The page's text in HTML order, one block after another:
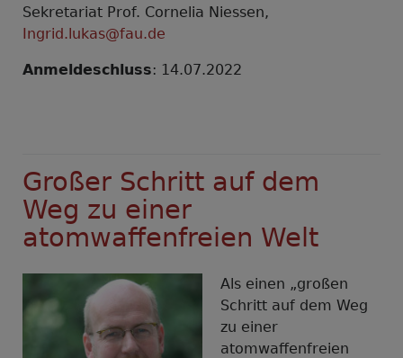
Sekretariat Prof. Cornelia Niessen,
Ingrid.lukas@fau.de
Anmeldeschluss: 14.07.2022
Großer Schritt auf dem
Weg zu einer
atomwaffenfreien Welt
Als einen „großen
Schritt auf dem Weg
zu einer
atomwaffenfreien